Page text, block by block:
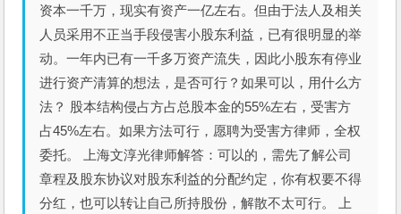
资本一千万，现实有资产一亿左右。但由于法人及相关
人员采用不正当手段侵害小股东利益，已有很明显的举
动。一年内已有一千多万资产流失，因此小股东有停业
进行资产清算的想法，是否可行？如果可以，用什么方
法？ 股本结构侵占方占总股本金的55%左右，受害方
占45%左右。如果方法可行，愿聘为受害方律师，全权
委托。 上海文淳光律师解答：可以的，需先了解公司
章程及股东协议对股东利益的分配约定，你有权要不得
分红，也可以转让自己所持股份，解散不太可行。 上